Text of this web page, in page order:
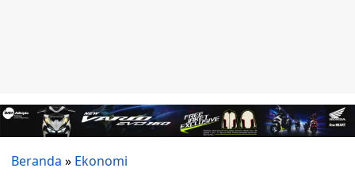
Beranda » Ekonomi